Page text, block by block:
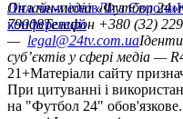
Ліга чемпіонівЛіга Європи
конференцій
Онлайн-медіа «Футбол 24»
79008Телефон +380 (32)
— legal@24tv.com.ua
суб’єктів у сфері медіа —
21+Матеріали сайту
При цитуванні і
на "Футбол 24"